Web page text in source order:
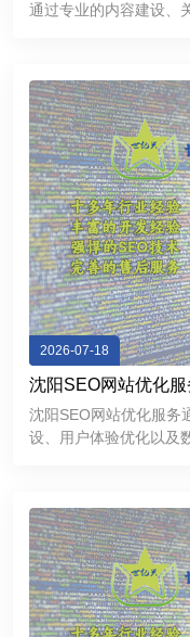
通过专业的内容建设、
2026-07-18
沈阳SEO网站优化
长方案
沈阳SEO网站优化服务
设、用户体验优化以及
度，还能够成为持